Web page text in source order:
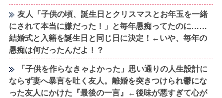
友人「子供の頃、誕生日とクリスマスとお年玉を一緒
にされて本当に嫌だった！」と毎年愚痴ってたのに……
結婚式と入籍を誕生日と同じ日に決定！←いや、毎年の
愚痴は何だったんだよ！？
「子供を作らなきゃよかった」思い通りの人生設計に
ならず妻へ暴言を吐く友人。離婚を突きつけられ鬱にな
った友人にかけた『最後の一言』←後味が悪すぎて心が